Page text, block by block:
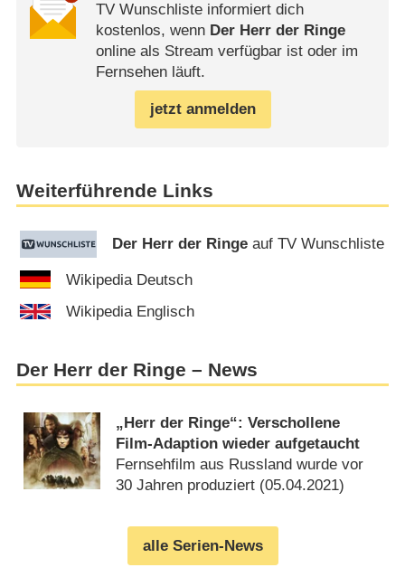
TV Wunschliste informiert dich
kostenlos, wenn Der Herr der Ringe
online als Stream verfügbar ist oder im
Fernsehen läuft.
jetzt anmelden
Weiterführende Links
Der Herr der Ringe auf TV Wunschliste
Wikipedia Deutsch
Wikipedia Englisch
Der Herr der Ringe – News
„Herr der Ringe“: Verschollene
Film-Adaption wieder aufgetaucht
Fernsehfilm aus Russland wurde vor
30 Jahren produziert (05.04.2021)
alle Serien-News